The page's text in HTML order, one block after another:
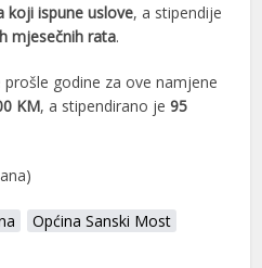
koji ispune uslove, a stipendije
mjesečnih rata.
godine za ove namjene
KM, a stipendirano je95
Općina Sanski Most